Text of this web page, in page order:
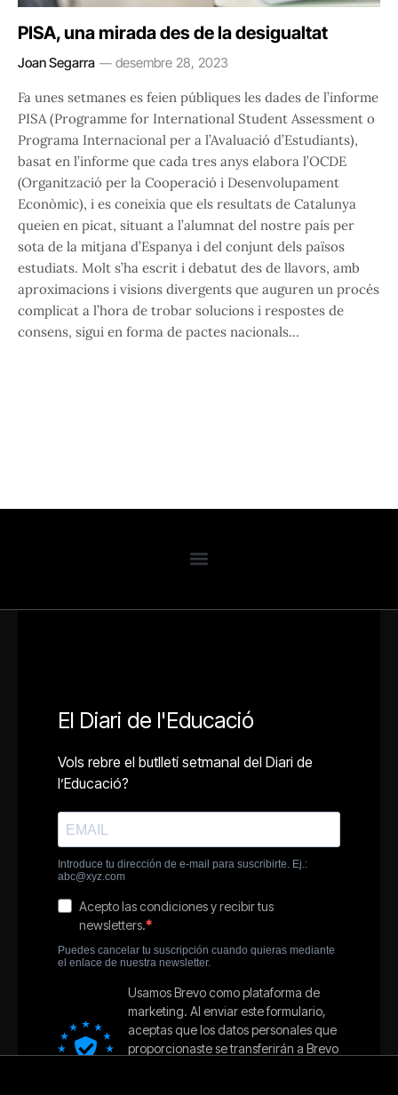
PISA, una mirada des de la desigualtat
Joan Segarra desembre 28, 2023
Fa unes setmanes es feien públiques les dades de l’informe
PISA (Programme for International Student Assessment o
Programa Internacional per a l’Avaluació d’Estudiants),
basat en l’informe que cada tres anys elabora l’OCDE
(Organització per la Cooperació i Desenvolupament
Econòmic), i es coneixia que els resultats de Catalunya
queien en picat, situant a l’alumnat del nostre país per
sota de la mitjana d’Espanya i del conjunt dels països
estudiats. Molt s’ha escrit i debatut des de llavors, amb
aproximacions i visions divergents que auguren un procés
complicat a l’hora de trobar solucions i respostes de
consens, sigui en forma de pactes nacionals…